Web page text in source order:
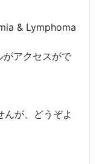
& Lymphoma
アクセスがで
んが、どうぞよ